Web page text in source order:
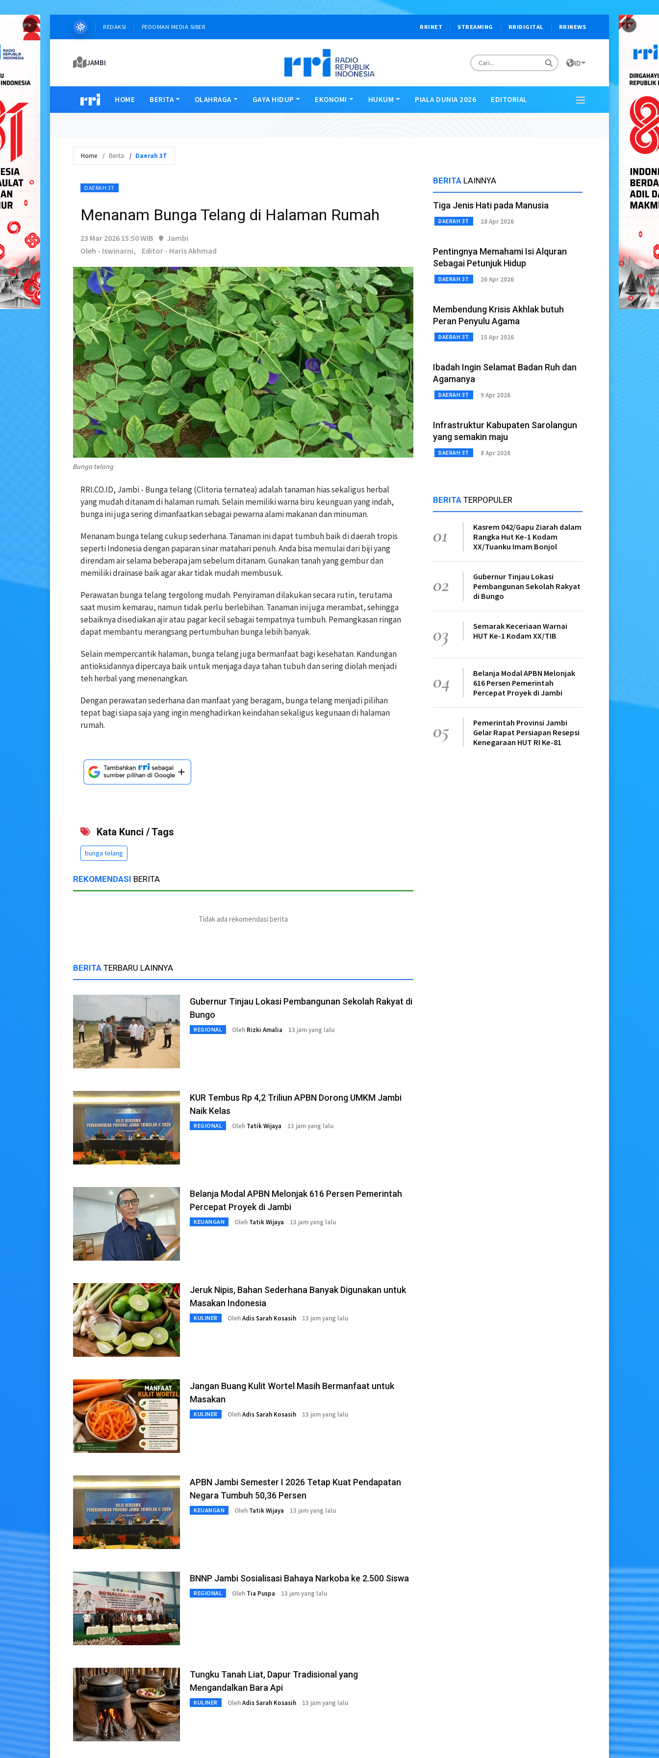
× ×
REDAKSI PEDOMAN MEDIA SIBER RRINET STREAMING RRIDIGITAL RRINEWS
JAMBI ID
HOME BERITA OLAHRAGA GAYA HIDUP EKONOMI HUKUM PIALA DUNIA 2026 EDITORIAL
Home Berita Daerah 3T
DAERAH 3T
Menanam Bunga Telang di Halaman Rumah
23 Mar 2026 15:50 WIB
Jambi
Oleh - Iswinarni,
Editor - Haris Akhmad
Bunga telang
RRI.CO.ID, Jambi - Bunga telang (Clitoria ternatea) adalah tanaman hias sekaligus herbal
yang mudah ditanam di halaman rumah. Selain memiliki warna biru keunguan yang indah,
bunga ini juga sering dimanfaatkan sebagai pewarna alami makanan dan minuman.
Menanam bunga telang cukup sederhana. Tanaman ini dapat tumbuh baik di daerah tropis
seperti Indonesia dengan paparan sinar matahari penuh. Anda bisa memulai dari biji yang
direndam air selama beberapa jam sebelum ditanam. Gunakan tanah yang gembur dan
memiliki drainase baik agar akar tidak mudah membusuk.
Perawatan bunga telang tergolong mudah. Penyiraman dilakukan secara rutin, terutama
saat musim kemarau, namun tidak perlu berlebihan. Tanaman ini juga merambat, sehingga
sebaiknya disediakan ajir atau pagar kecil sebagai tempatnya tumbuh. Pemangkasan ringan
dapat membantu merangsang pertumbuhan bunga lebih banyak.
Selain mempercantik halaman, bunga telang juga bermanfaat bagi kesehatan. Kandungan
antioksidannya dipercaya baik untuk menjaga daya tahan tubuh dan sering diolah menjadi
teh herbal yang menenangkan.
Dengan perawatan sederhana dan manfaat yang beragam, bunga telang menjadi pilihan
tepat bagi siapa saja yang ingin menghadirkan keindahan sekaligus kegunaan di halaman
rumah.
Kata Kunci / Tags
bunga telang
REKOMENDASI BERITA
Tidak ada rekomendasi berita
BERITA TERBARU LAINNYA
Gubernur Tinjau Lokasi Pembangunan Sekolah Rakyat di
Bungo
REGIONAL Oleh Rizki Amalia 13 jam yang lalu
KUR Tembus Rp 4,2 Triliun APBN Dorong UMKM Jambi
Naik Kelas
REGIONAL Oleh Tatik Wijaya 13 jam yang lalu
Belanja Modal APBN Melonjak 616 Persen Pemerintah
Percepat Proyek di Jambi
KEUANGAN Oleh Tatik Wijaya 13 jam yang lalu
Jeruk Nipis, Bahan Sederhana Banyak Digunakan untuk
Masakan Indonesia
KULINER OlehAdis Sarah Kosasih 13 jam yang lalu
Jangan Buang Kulit Wortel Masih Bermanfaat untuk
Masakan
KULINER OlehAdis Sarah Kosasih 13 jam yang lalu
APBN Jambi Semester I 2026 Tetap Kuat Pendapatan
Negara Tumbuh 50,36 Persen
KEUANGAN Oleh Tatik Wijaya 13 jam yang lalu
BNNP Jambi Sosialisasi Bahaya Narkoba ke 2.500 Siswa
REGIONAL Oleh Tia Puspa 13 jam yang lalu
Tungku Tanah Liat, Dapur Tradisional yang
Mengandalkan Bara Api
KULINER OlehAdis Sarah Kosasih 13 jam yang lalu
BERITA LAINNYA
Tiga Jenis Hati pada Manusia
DAERAH 3T 28 Apr 2026
Pentingnya Memahami Isi Alquran
Sebagai Petunjuk Hidup
DAERAH 3T 26 Apr 2026
Membendung Krisis Akhlak butuh
Peran Penyulu Agama
DAERAH 3T 15 Apr 2026
Ibadah Ingin Selamat Badan Ruh dan
Agamanya
DAERAH 3T 9 Apr 2026
Infrastruktur Kabupaten Sarolangun
yang semakin maju
DAERAH 3T 8 Apr 2026
BERITA TERPOPULER
01
Kasrem 042/Gapu Ziarah dalam
Rangka Hut Ke-1 Kodam
XX/Tuanku Imam Bonjol
02
Gubernur Tinjau Lokasi
Pembangunan Sekolah Rakyat
di Bungo
03
Semarak Keceriaan Warnai
HUT Ke-1 Kodam XX/TIB
04
Belanja Modal APBN Melonjak
616 Persen Pemerintah
Percepat Proyek di Jambi
05
Pemerintah Provinsi Jambi
Gelar Rapat Persiapan Resepsi
Kenegaraan HUT RI Ke-81